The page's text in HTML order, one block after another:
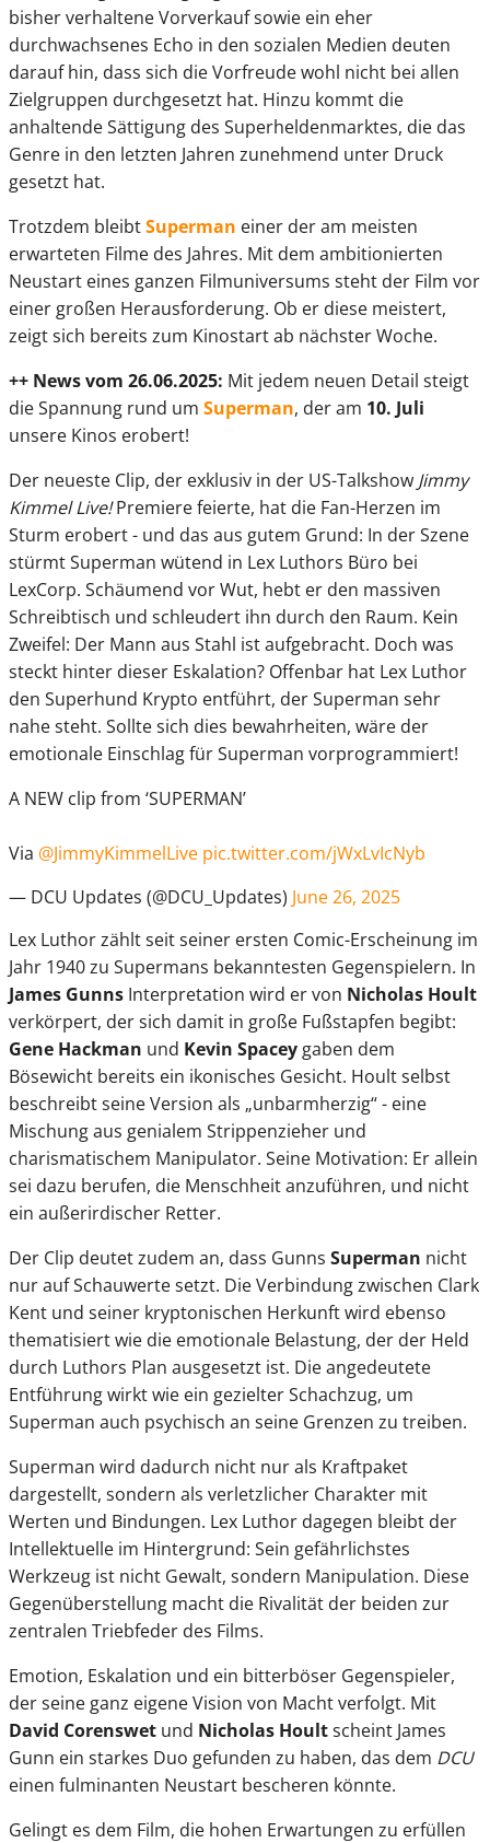
bisher verhaltene Vorverkauf sowie ein eher
durchwachsenes Echo in den sozialen Medien deuten
darauf hin, dass sich die Vorfreude wohl nicht bei allen
Zielgruppen durchgesetzt hat. Hinzu kommt die
anhaltende Sättigung des Superheldenmarktes, die das
Genre in den letzten Jahren zunehmend unter Druck
gesetzt hat.
Trotzdem bleibtSuperman einer der am meisten
erwarteten Filme des Jahres. Mit dem ambitionierten
Neustart eines ganzen Filmuniversums steht der Film vor
einer großen Herausforderung. Ob er diese meistert,
zeigt sich bereits zum Kinostart ab nächster Woche.
++ News vom 26.06.2025: Mit jedem neuen Detail steigt
die Spannung rund um Superman, der am 10. Juli
unsere Kinos erobert!
Der neueste Clip, der exklusiv in der US-Talkshow Jimmy
Kimmel Live!Premiere feierte, hat die Fan-Herzen im
Sturm erobert - und das aus gutem Grund: In der Szene
stürmt Superman wütend in Lex Luthors Büro bei
LexCorp. Schäumend vor Wut, hebt er den massiven
Schreibtisch und schleudert ihn durch den Raum. Kein
Zweifel: Der Mann aus Stahl ist aufgebracht. Doch was
steckt hinter dieser Eskalation? Offenbar hat Lex Luthor
den Superhund Krypto entführt, der Superman sehr
nahe steht. Sollte sich dies bewahrheiten, wäre der
emotionale Einschlag für Superman vorprogrammiert!
A NEW clip from ‘SUPERMAN’
Via @JimmyKimmelLive pic.twitter.com/jWxLvIcNyb
— DCU Updates (@DCU_Updates) June 26, 2025
Lex Luthor zählt seit seiner ersten Comic-Erscheinung im
Jahr 1940 zu Supermans bekanntesten Gegenspielern. In
James Gunns Interpretation wird er von Nicholas Hoult
verkörpert, der sich damit in große Fußstapfen begibt:
Gene Hackman und Kevin Spacey gaben dem
Bösewicht bereits ein ikonisches Gesicht. Hoult selbst
beschreibt seine Version als „unbarmherzig“ - eine
Mischung aus genialem Strippenzieher und
charismatischem Manipulator. Seine Motivation: Er allein
sei dazu berufen, die Menschheit anzuführen, und nicht
ein außerirdischer Retter.
Der Clip deutet zudem an, dass Gunns Superman nicht
nur auf Schauwerte setzt. Die Verbindung zwischen Clark
Kent und seiner kryptonischen Herkunft wird ebenso
thematisiert wie die emotionale Belastung, der der Held
durch Luthors Plan ausgesetzt ist. Die angedeutete
Entführung wirkt wie ein gezielter Schachzug, um
Superman auch psychisch an seine Grenzen zu treiben.
Superman wird dadurch nicht nur als Kraftpaket
dargestellt, sondern als verletzlicher Charakter mit
Werten und Bindungen. Lex Luthor dagegen bleibt der
Intellektuelle im Hintergrund: Sein gefährlichstes
Werkzeug ist nicht Gewalt, sondern Manipulation. Diese
Gegenüberstellung macht die Rivalität der beiden zur
zentralen Triebfeder des Films.
Emotion, Eskalation und ein bitterböser Gegenspieler,
der seine ganz eigene Vision von Macht verfolgt. Mit
David Corenswet und Nicholas Houltscheint James
Gunn ein starkes Duo gefunden zu haben, das dem DCU
einen fulminanten Neustart bescheren könnte.
Gelingt es dem Film, die hohen Erwartungen zu erfüllen